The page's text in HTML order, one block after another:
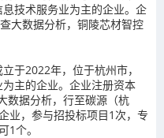
技术服务业为主的企业。企
大数据分析，铜陵芯材智控
于2022年，位于杭州市，
主的企业。企业注册资本
数据分析，行至碳源（杭
业，参与招投标项目1次，专
1个。